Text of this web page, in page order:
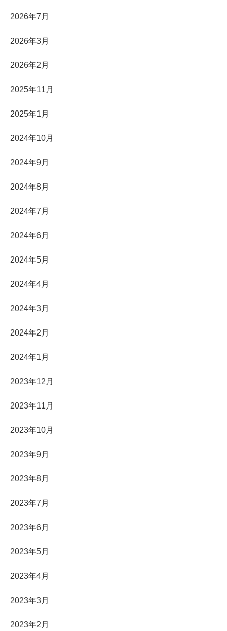
2026年7月
2026年3月
2026年2月
2025年11月
2025年1月
2024年10月
2024年9月
2024年8月
2024年7月
2024年6月
2024年5月
2024年4月
2024年3月
2024年2月
2024年1月
2023年12月
2023年11月
2023年10月
2023年9月
2023年8月
2023年7月
2023年6月
2023年5月
2023年4月
2023年3月
2023年2月